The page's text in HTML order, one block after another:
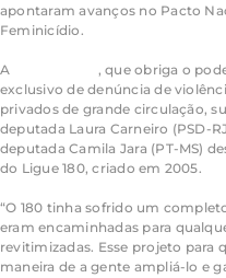
apontaram avanços no Pacto
Feminicídio.
A
, que obriga o
exclusivo de denúncia de
privados de grande circulação,
deputada Laura Carneiro (PSD-
deputada Camila Jara (PT-MS)
do Ligue 180, criado em 2005.
“O 180 tinha sofrido um
eram encaminhadas para
revitimizadas. Esse projeto para
maneira de a gente ampliá-lo e